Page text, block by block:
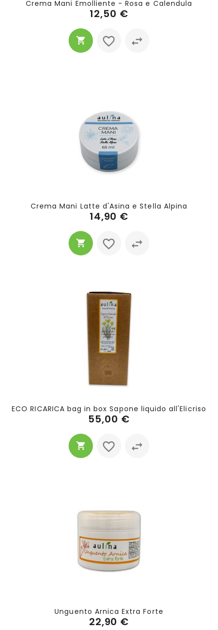
Crema Mani Emolliente - Rosa e Calendula
12,50 €
Crema Mani Latte d'Asina e Stella Alpina
14,90 €
ECO RICARICA bag in box Sapone liquido all'Elicriso
55,00 €
Unguento Arnica Extra Forte
22,90 €